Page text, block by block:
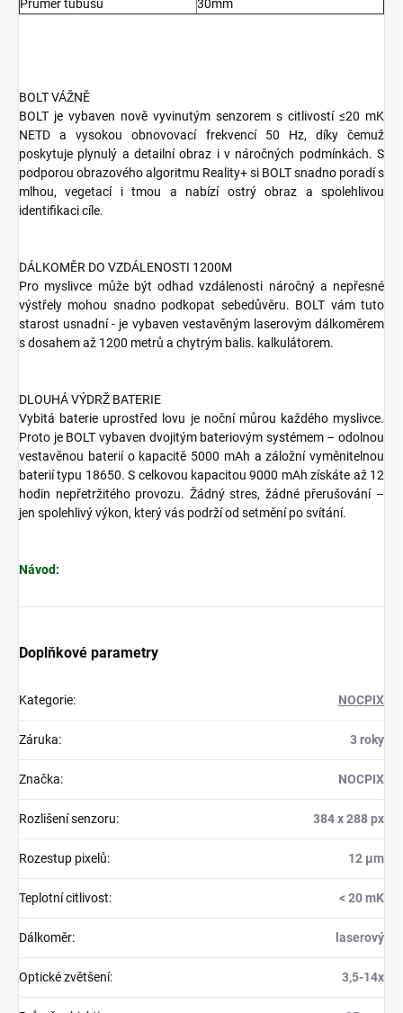
Průměr tubusu 30mm
BOLT VÁŽNĚ
BOLT je vybaven nově vyvinutým senzorem s citlivostí ≤20 mK
NETD a vysokou obnovovací frekvencí 50 Hz, díky čemuž
poskytuje plynulý a detailní obraz i v náročných podmínkách. S
podporou obrazového algoritmu Reality+ si BOLT snadno poradí s
mlhou, vegetací i tmou a nabízí ostrý obraz a spolehlivou
identifikaci cíle.
DÁLKOMĚR DO VZDÁLENOSTI 1200M
Pro myslivce může být odhad vzdálenosti náročný a nepřesné
výstřely mohou snadno podkopat sebedůvěru. BOLT vám tuto
starost usnadní - je vybaven vestavěným laserovým dálkoměrem
s dosahem až 1200 metrů a chytrým balis. kalkulátorem.
DLOUHÁ VÝDRŽ BATERIE
Vybitá baterie uprostřed lovu je noční můrou každého myslivce.
Proto je BOLT vybaven dvojitým bateriovým systémem – odolnou
vestavěnou baterií o kapacitě 5000 mAh a záložní vyměnitelnou
baterií typu 18650. S celkovou kapacitou 9000 mAh získáte až 12
hodin nepřetržitého provozu. Žádný stres, žádné přerušování –
jen spolehlivý výkon, který vás podrží od setmění po svítání.
Návod:
Doplňkové parametry
Kategorie: NOCPIX
Záruka: 3 roky
Značka: NOCPIX
Rozlišení senzoru: 384 x 288 px
Rozestup pixelů: 12 µm
Teplotní citlivost: < 20 mK
Dálkoměr: laserový
Optické zvětšení: 3,5-14x